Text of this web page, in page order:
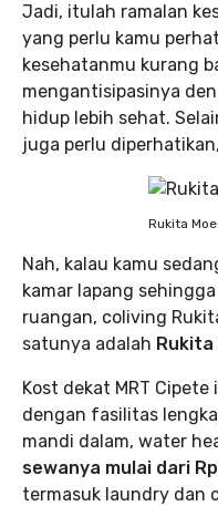
Jadi, itulah ramalan
yang perlu kamu
kesehatanmu kurang
mengantisipasinya
hidup lebih sehat.
juga perlu
Rukita
Nah, kalau kamu
kamar lapang
ruangan, coliving
satunya adalah Rukita
Kost dekat MRT
dengan fasilitas
mandi dalam, water
sewanya mulai dari
termasuk laundry dan